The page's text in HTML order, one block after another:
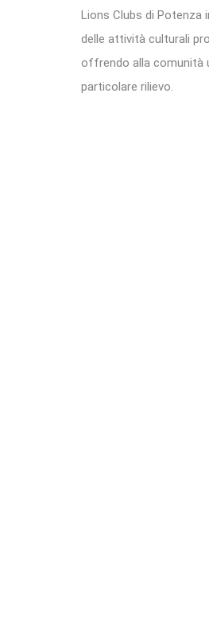
Lions Clubs di Potenza
delle attività culturali
offrendo alla comunità
particolare rilievo.